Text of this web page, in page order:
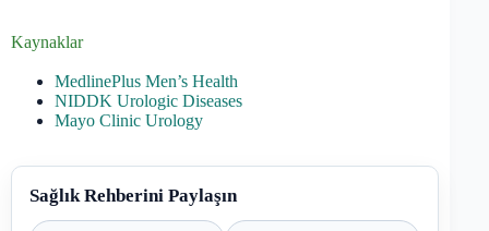
Kaynaklar
MedlinePlus Men’s Health
NIDDK Urologic Diseases
Mayo Clinic Urology
Sağlık Rehberini Paylaşın